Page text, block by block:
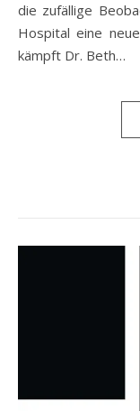
die zufällige
Hospital eine
kämpft Dr. Beth…